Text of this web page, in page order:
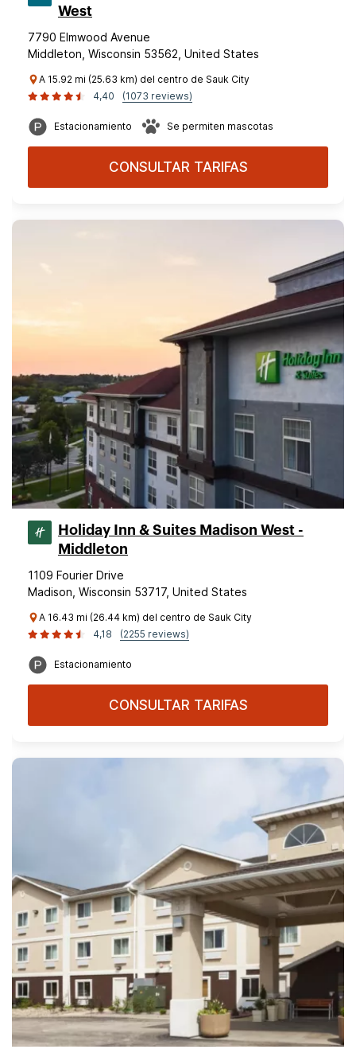
West
7790 Elmwood Avenue
Middleton, Wisconsin 53562, United States
A 15.92 mi (25.63 km) del centro de Sauk City
4,40
(1073 reviews)
Estacionamiento Se permiten mascotas
CONSULTAR TARIFAS
Holiday Inn & Suites Madison West -
Middleton
1109 Fourier Drive
Madison, Wisconsin 53717, United States
A 16.43 mi (26.44 km) del centro de Sauk City
4,18
(2255 reviews)
Estacionamiento
CONSULTAR TARIFAS